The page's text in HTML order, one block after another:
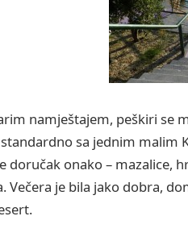
namještajem, peškiri se
sa jednim malim
doručak onako – mazalice,
Večera je bila jako dobra,